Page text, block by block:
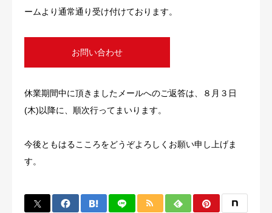
ームより通常通り受け付けております。
お問い合わせ
休業期間中に頂きましたメールへのご返答は、８月３日
(木)以降に、順次行ってまいります。
今後ともはるこころをどうぞよろしくお願い申し上げま
す。